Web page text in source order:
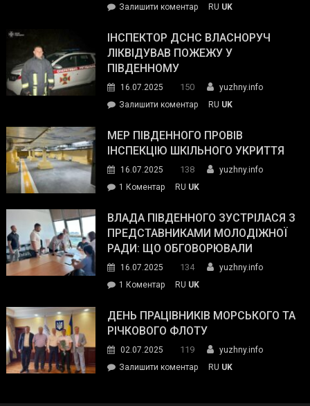
допомогу
Залишити коментарon
провів
нараду
силових
та
органів:
«Наш
спільний
окупанти.
Маємо
діяти
команда
RU UK
ІНСПЕКТОР ДСНС ВЛАСНОРУЧ
ЛІКВІДУВАВ ПОЖЕЖУ У
ПІВДЕННОМУ
16.07.2025 150
yuzhny.info
Залишити коментарon
ДСНС
власноруч
пожежу
у
RU UK
МЕР ПІВДЕННОГО ПРОВІВ
ІНСПЕКЦІЮ ШКІЛЬНОГО УКРИТТЯ
16.07.2025 138
yuzhny.info
1 Коментардо
Південного
провів
інспекцію
укриття
RU UK
ВЛАДА ПІВДЕННОГО ЗУСТРІЛАСЯ З
ПРЕДСТАВНИКАМИ МОЛОДІЖНОЇ
РАДИ: ЩО ОБГОВОРЮВАЛИ
16.07.2025 134
yuzhny.info
1 Коментардо
Південного
зустрілася
представниками
молодіжної
RU UK
ДЕНЬ ПРАЦІВНИКІВ МОРСЬКОГО ТА
РІЧКОВОГО ФЛОТУ
02.07.2025 119
yuzhny.info
Залишити коментарon
RU UK